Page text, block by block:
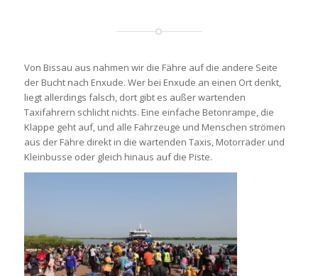
Von Bissau aus nahmen wir die Fähre auf die andere Seite
der Bucht nach Enxude. Wer bei Enxude an einen Ort denkt,
liegt allerdings falsch, dort gibt es außer wartenden
Taxifahrern schlicht nichts. Eine einfache Betonrampe, die
Klappe geht auf, und alle Fahrzeuge und Menschen strömen
aus der Fähre direkt in die wartenden Taxis, Motorräder und
Kleinbusse oder gleich hinaus auf die Piste.